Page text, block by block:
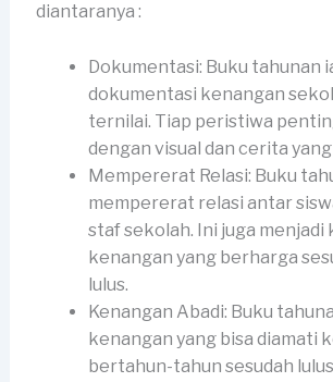
diantaranya :
Dokumentasi: Buku tahunan
dokumentasi kenangan
ternilai. Tiap peristiwa
dengan visual dan cerita
Mempererat Relasi: Buku
mempererat relasi antar
staf sekolah. Ini juga menjadi
kenangan yang berharga
lulus.
Kenangan Abadi: Buku
kenangan yang bisa diamati
bertahun-tahun sesudah